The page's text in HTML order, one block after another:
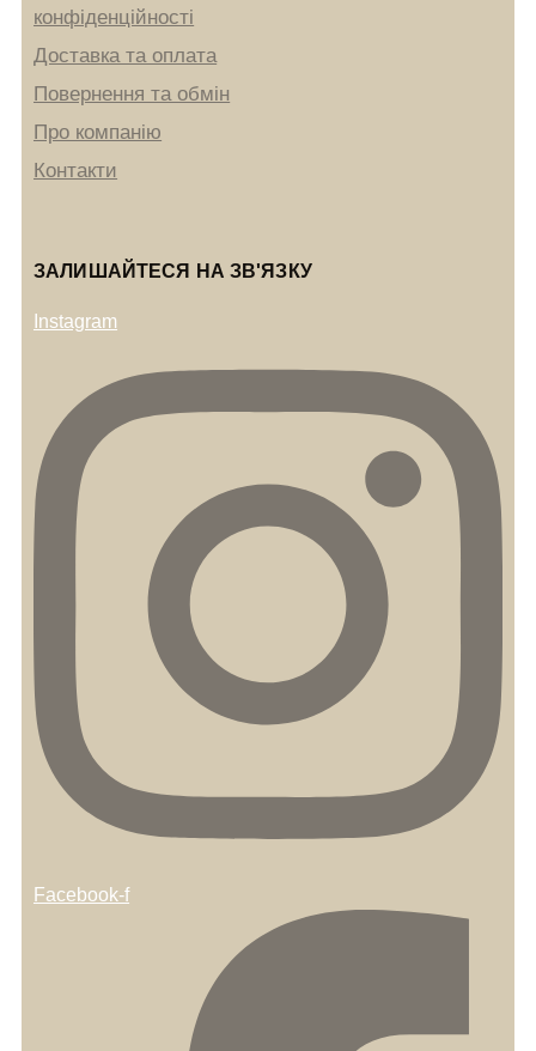
конфіденційності
Доставка та оплата
Повернення та обмін
Про компанію
Контакти
ЗАЛИШАЙТЕСЯ НА ЗВ'ЯЗКУ
Instagram
Facebook-f